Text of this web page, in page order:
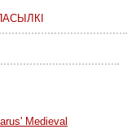
Medieval